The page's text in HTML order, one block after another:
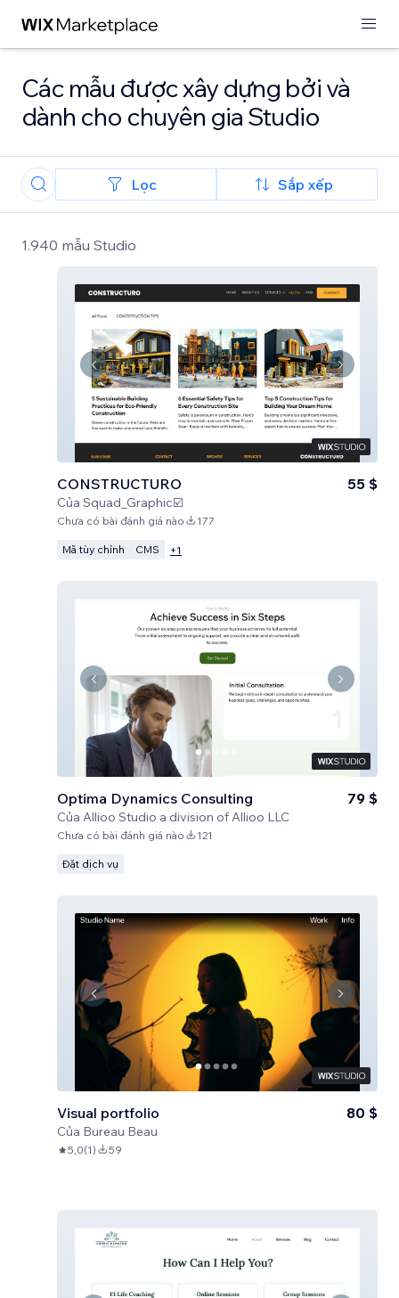
Các mẫu được xây dựng bởi và
dành cho chuyên gia Studio
Lọc Sắp xếp
1.940 mẫu Studio
CONSTRUCTURO
Của Squad_Graphic☑️
55 $
Chưa có bài đánh giá nào 177
Mã tùy chỉnh CMS +1
Optima Dynamics Consulting
Của Allioo Studio a division of Allioo LLC
79 $
Chưa có bài đánh giá nào 121
Đặt dịch vụ
Visual portfolio
Của Bureau Beau
80 $
5,0(1) 59